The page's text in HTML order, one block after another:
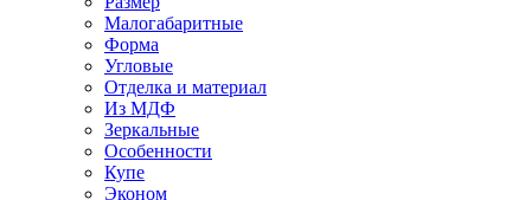
Малогабаритные
Форма
Угловые
Отделка и материал
Из МДФ
Зеркальные
Особенности
Купе
Эконом